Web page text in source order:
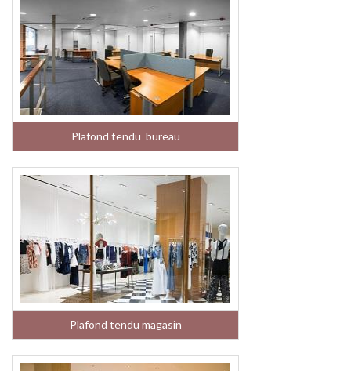
Plafond tendu bureau
Plafond tendu magasin